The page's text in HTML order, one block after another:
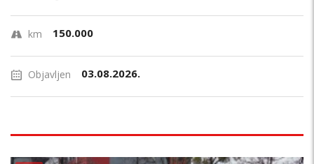
km 150.000
Objavljen 03.08.2026.